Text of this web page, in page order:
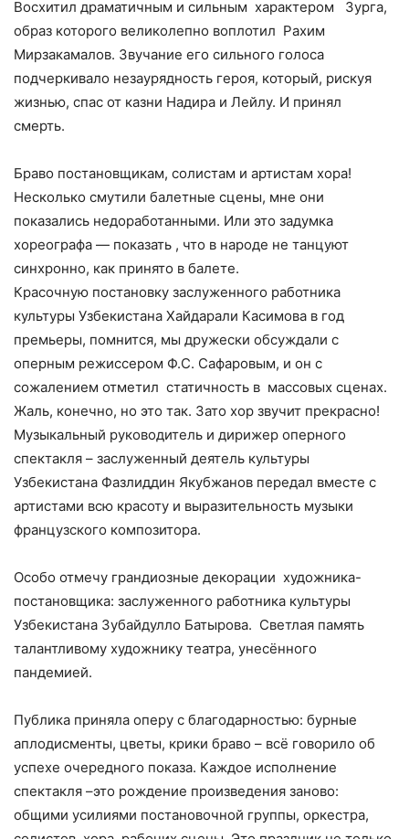
Восхитил драматичным и сильным характером Зурга,
образ которого великолепно воплотил Рахим
Мирзакамалов. Звучание его сильного голоса
подчеркивало незаурядность героя, который, рискуя
жизнью, спас от казни Надира и Лейлу. И принял
смерть.
Браво постановщикам, солистам и артистам хора!
Несколько смутили балетные сцены, мне они
показались недоработанными. Или это задумка
хореографа — показать , что в народе не танцуют
синхронно, как принято в балете.
Красочную постановку заслуженного работника
культуры Узбекистана Хайдарали Касимова в год
премьеры, помнится, мы дружески обсуждали с
оперным режиссером Ф.С. Сафаровым, и он с
сожалением отметил статичность в массовых сценах.
Жаль, конечно, но это так. Зато хор звучит прекрасно!
Музыкальный руководитель и дирижер оперного
спектакля – заслуженный деятель культуры
Узбекистана Фазлиддин Якубжанов передал вместе с
артистами всю красоту и выразительность музыки
французского композитора.
Особо отмечу грандиозные декорации художника-
постановщика: заслуженного работника культуры
Узбекистана Зубайдулло Батырова. Светлая память
талантливому художнику театра, унесённого
пандемией.
Публика приняла оперу с благодарностью: бурные
аплодисменты, цветы, крики браво – всё говорило об
успехе очередного показа. Каждое исполнение
спектакля –это рождение произведения заново:
общими усилиями постановочной группы, оркестра,